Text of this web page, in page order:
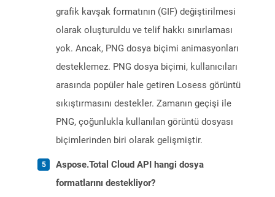
grafik kavşak formatının (GIF) değiştirilmesi
olarak oluşturuldu ve telif hakkı sınırlaması
yok. Ancak, PNG dosya biçimi animasyonları
desteklemez. PNG dosya biçimi, kullanıcıları
arasında popüler hale getiren Losess görüntü
sıkıştırmasını destekler. Zamanın geçişi ile
PNG, çoğunlukla kullanılan görüntü dosyası
biçimlerinden biri olarak gelişmiştir.
Aspose.Total Cloud API hangi dosya
formatlarını destekliyor?